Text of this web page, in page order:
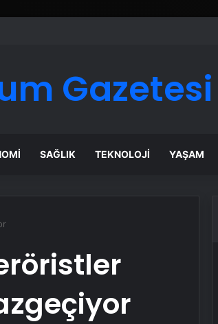
ve Yol Yardım Atağı
Gazetesi
SAĞLIK TEKNOLOJI YAŞAM